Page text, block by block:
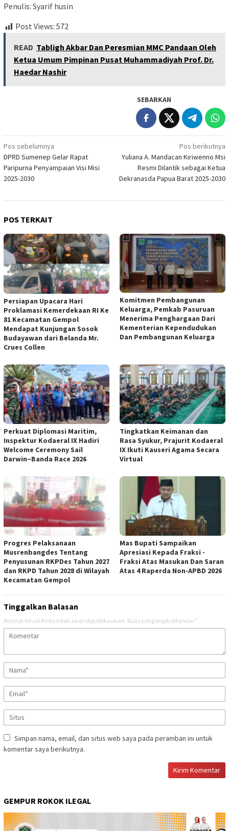
Penulis: Syarif husin
Post Views: 572
READ Tabligh Akbar Dan Peresmian MMC Pandaan Oleh
Ketua Umum Pimpinan Pusat Muhammadiyah Prof. Dr.
Haedar Nashir
SEBARKAN
Navigasi
pos
Pos sebelumnya
DPRD Sumenep Gelar Rapat
Paripurna Penyampaian Visi Misi
2025-2030
Pos berikutnya
Yuliana A. Mandacan Kiriwenno Msi
Resmi Dilantik sebagai Ketua
Dekranasda Papua Barat 2025-2030
POS TERKAIT
Persiapan Upacara Hari
Proklamasi Kemerdekaan RI Ke
81 Kecamatan Gempol
Mendapat Kunjungan Sosok
Budayawan dari Belanda Mr.
Crues Collen
Komitmen Pembangunan
Keluarga, Pemkab Pasuruan
Menerima Penghargaan Dari
Kementerian Kependudukan
Dan Pembangunan Keluarga
Perkuat Diplomasi Maritim,
Inspektur Kodaeral IX Hadiri
Welcome Ceremony Sail
Darwin–Banda Race 2026
Tingkatkan Keimanan dan
Rasa Syukur, Prajurit Kodaeral
IX Ikuti Kauseri Agama Secara
Virtual
Progres Pelaksanaan
Musrenbangdes Tentang
Penyusunan RKPDes Tahun 2027
dan RKPD Tahun 2028 di Wilayah
Kecamatan Gempol
Mas Bupati Sampaikan
Apresiasi Kepada Fraksi -
Fraksi Atas Masukan Dan Saran
Atas 4 Raperda Non-APBD 2026
Tinggalkan Balasan
Alamat email Anda tidak akan dipublikasikan. Ruas yang wajib ditandai *
Simpan nama, email, dan situs web saya pada peramban ini untuk
komentar saya berikutnya.
GEMPUR ROKOK ILEGAL